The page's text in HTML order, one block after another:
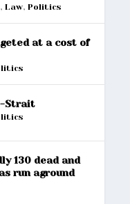
,Law,Politics
at a cost of
Strait
130 dead and
run aground